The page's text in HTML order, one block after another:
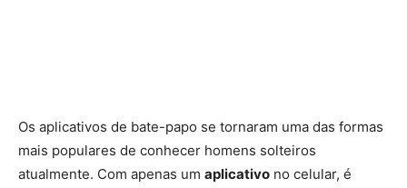
Os aplicativos de bate-papo se tornaram uma das formas
mais populares de conhecer homens solteiros
atualmente. Com apenas um aplicativo no celular, é